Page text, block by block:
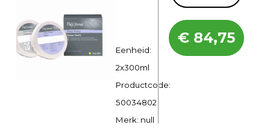
Eenheid:
2x300ml
Productcode:
50034802
Merk: null
€ 84,75